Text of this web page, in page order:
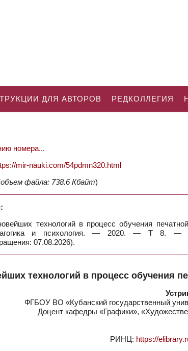
ДЛЯ АВТОРОВ РЕДКОЛЛЕГИЯ
номера...
mir-nauki.com/54pdmn320.html
объем файла: 738.6 Кбайт)
технологий в процесс обучения
и психология. — 2020. — Т 8.
07.08.2026).
технологий в процесс обучения
ФГБОУ ВО «Кубанский государственный
Доцент кафедры «Графики»,
РИНЦ: https://